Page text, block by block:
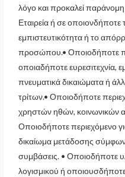
λόγο και προκαλεί
Εταιρεία ή σε οποιονδήποτε
εμπιστευτικότητα ή το
προσώπου.• Οποιοδήποτε
οποιαδήποτε ευρεσιτεχνία,
πνευματικά δικαιώματα ή
τρίτων.• Οποιοδήποτε
χρηστών ηθών, κοινωνικών
Οποιοδήποτε περιεχόμενο
δικαίωμα μετάδοσης
συμβάσεις. • Οποιοδήποτε
λογισμικού ή